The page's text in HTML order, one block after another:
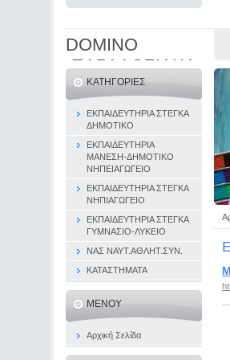
DOMINO
-ΠΑΡΑΔΟΣΙΑΚΑ
ΚΑΤΗΓΟΡΊΕΣ
ΕΚΠΑΙΔΕΥΤΗΡΙΑ ΣΤΕΓΚΑ
ΔΗΜΟΤΙΚΟ
ΕΚΠΑΙΔΕΥΤΗΡΙΑ
ΜΑΝΕΣΗ-ΔΗΜΟΤΙΚΟ
ΝΗΠΕΙΑΓΩΓΕΙΟ
ΕΚΠΑΙΔΕΥΤΗΡΙΑ ΣΤΕΓΚΑ
ΝΗΠΙΑΓΩΓΕΙΟ
ΕΚΠΑΙΔΕΥΤΗΡΙΑ ΣΤΕΓΚΑ
ΓΥΜΝΑΣΙΟ-ΛΥΚΕΙΟ
ΝΑΣ ΝΑΥΤ.ΑΘΛΗΤ.ΣΥΝ.
ΚΑΤΑΣΤΗΜΑΤΑ
ΜΕΝΟΎ
Αρχική Σελίδα